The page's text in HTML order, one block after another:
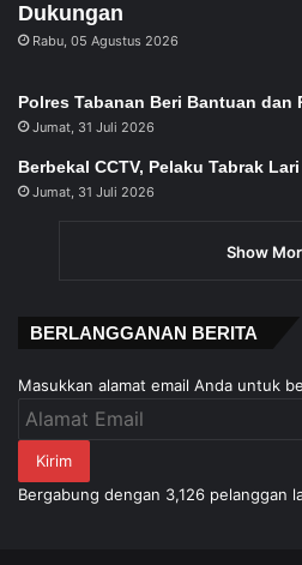
Dukungan
Rabu, 05 Agustus 2026
Polres Tabanan Beri Bantuan
Jumat, 31 Juli 2026
Berbekal CCTV, Pelaku Tabrak
Jumat, 31 Juli 2026
Show
BERLANGGANAN BERITA
Masukkan alamat email Anda untuk
Alamat
Kirim
Bergabung dengan 3,126 pelanggan